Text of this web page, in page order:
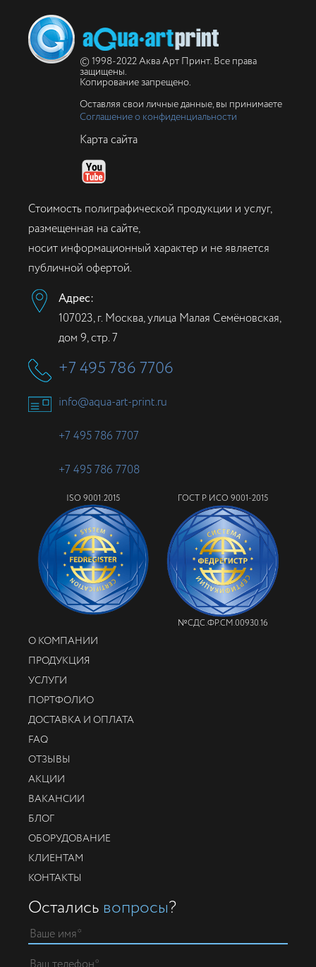
© 1998-2022 Аква Арт Принт. Все права
защищены.
Копирование запрещено.
Оставляя свои личные данные, вы принимаете
Соглашение о конфиденциальности
Карта сайта
Стоимость полиграфической продукции и услуг,
размещенная на сайте,
носит информационный характер и не является
публичной офертой.
Адрес:
107023, г. Москва, улица Малая Семёновская,
дом 9, стр. 7
+7 495 786 7706
info@aqua-art-print.ru
+7 495 786 7707
+7 495 786 7708
ISO 9001:2015 ГОСТ Р ИСО 9001-2015
№СДС.ФР.СМ.00930.16
О КОМПАНИИ
ПРОДУКЦИЯ
УСЛУГИ
ПОРТФОЛИО
ДОСТАВКА И ОПЛАТА
FAQ
ОТЗЫВЫ
АКЦИИ
ВАКАНСИИ
БЛОГ
ОБОРУДОВАНИЕ
КЛИЕНТАМ
КОНТАКТЫ
Остались вопросы?